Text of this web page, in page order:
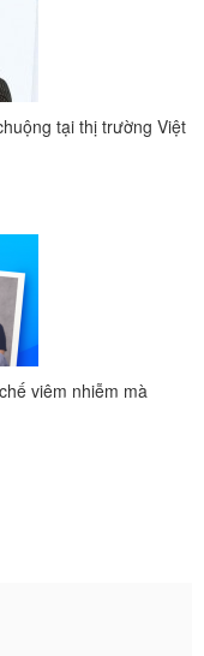
tại thị trường Việt
viêm nhiễm mà